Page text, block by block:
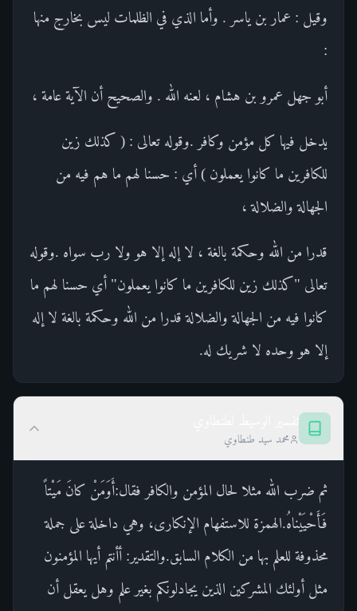
وقيل : عمار بن ياسر . وأما الذي في الظلمات ليس بخارج منها
:
أبو جهل عمرو بن هشام ، لعنه الله . والصحيح أن الآية عامة ،
يدخل فيها كل مؤمن وكافر .وقوله تعالى : ( كذلك زين
للكافرين ما كانوا يعملون ) أي : حسنا لهم ما هم فيه من
الجهالة والضلالة ،
قدرا من الله وحكمة بالغة ، لا إله إلا هو ولا رب سواه .وقوله
تعالى "كذلك زين للكافرين ما كانوا يعملون" أي حسنا لهم ما
كانوا فيه من الجهالة والضلالة قدرا من الله وحكمة بالغة لا إله
إلا هو وحده لا شريك له.
محمد سيد طنطاوي
ثم ضرب الله مثلا لحال المؤمن والكافر فقال:أَوَمَنْ كانَ مَيْتاً
فَأَحْيَيْناهُ.الهمزة للاستفهام الإنكارى، وهي داخلة على جملة
محذوفة للعلم بها من الكلام السابق.والتقدير: أأنتم أيها المؤمنون
مثل أولئك المشركين الذين يجادلونكم بغير علم وهل يعقل أن